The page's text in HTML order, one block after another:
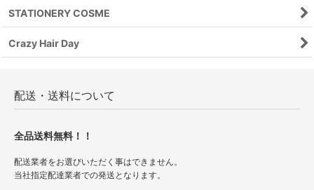
STATIONERY COSME
Crazy Hair Day
配送・送料について
全品送料無料！！
配送業者をお選びいただく事はできません。
当社指定配達業者での発送となります。